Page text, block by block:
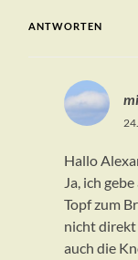
ANTWORTEN
Hallo
Ja, ich
Topf zum
nicht direkt
auch die